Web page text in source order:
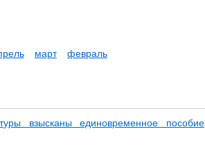
март
февраль
взысканы единовременное пособие,